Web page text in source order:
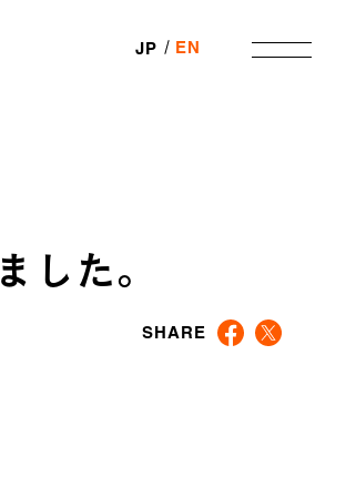
JP EN
した。
SHARE